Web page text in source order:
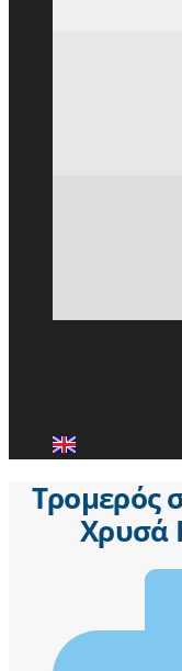
Τρομερός
Χρυσά